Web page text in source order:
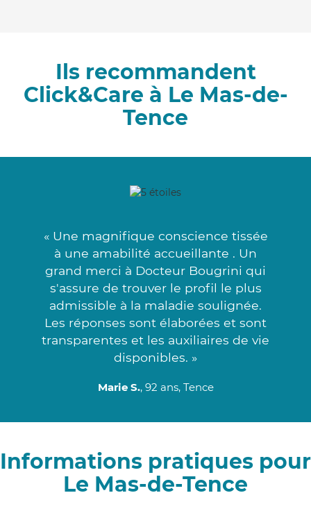
Ils recommandent
Click&Care à Le Mas-de-
Tence
« Une magnifique conscience tissée
à une amabilité accueillante . Un
grand merci à Docteur Bougrini qui
s'assure de trouver le profil le plus
admissible à la maladie soulignée.
Les réponses sont élaborées et sont
transparentes et les auxiliaires de vie
disponibles. »
Marie S., 92 ans, Tence
Informations pratiques pour
Le Mas-de-Tence